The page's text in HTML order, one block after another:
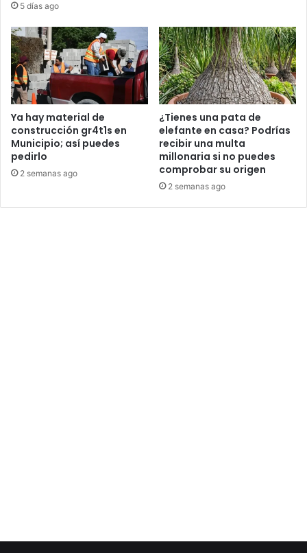
5 días ago
Ya hay material de
construcción gr4t1s en
Municipio; así puedes
pedirlo
2 semanas ago
¿Tienes una pata de
elefante en casa? Podrías
recibir una multa
millonaria si no puedes
comprobar su origen
2 semanas ago